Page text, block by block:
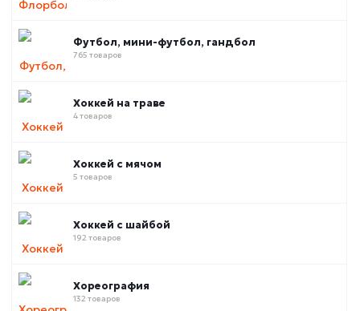
Футбол, мини-футбол, гандбол
765 товаров
Хоккей на траве
4 товаров
Хоккей с мячом
5 товаров
Хоккей с шайбой
192 товаров
Хореография
132 товаров